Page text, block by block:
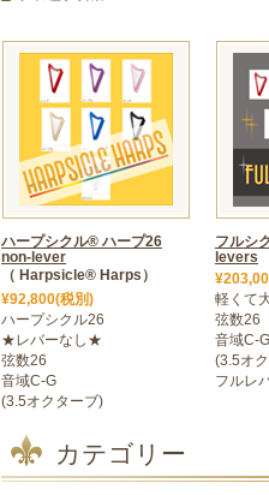
ハープシクル® ハープ26
non-lever
（ Harpsicle® Harps）
¥92,800(税別)
ハープシクル26
★レバーなし★
弦数26
音域C-G
(3.5オクターブ)
フルシ
levers
軽くて
弦数26
音域C-G
(3.5オ
フルレ
カテゴリー